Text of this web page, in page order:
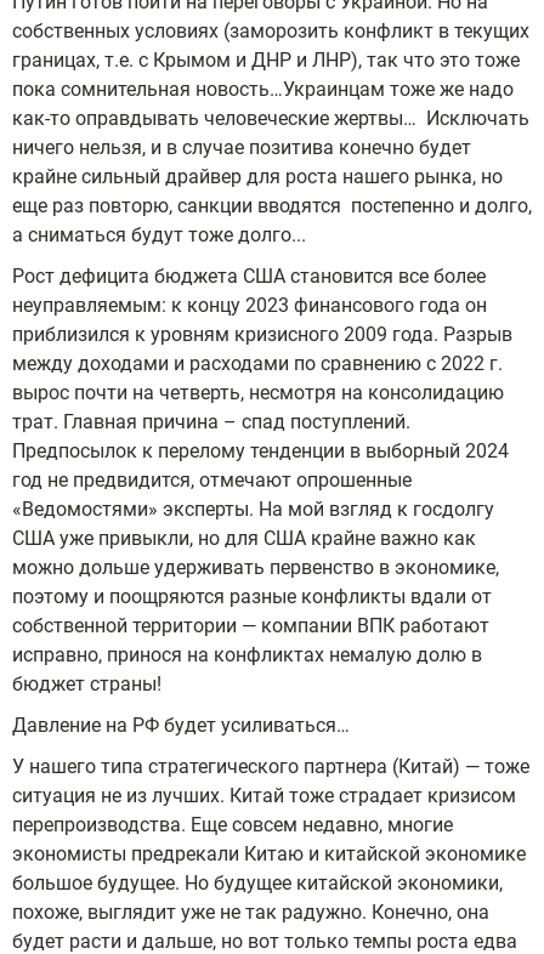
собственных условиях (заморозить конфликт в текущих
границах, т.е. с Крымом и ДНР и ЛНР), так что это тоже
пока сомнительная новость…Украинцам тоже же надо
как-то оправдывать человеческие жертвы… Исключать
ничего нельзя, и в случае позитива конечно будет
крайне сильный драйвер для роста нашего рынка, но
еще раз повторю, санкции вводятся постепенно и долго,
а сниматься будут тоже долго...
Рост дефицита бюджета США становится все более
неуправляемым: к концу 2023 финансового года он
приблизился к уровням кризисного 2009 года. Разрыв
между доходами и расходами по сравнению с 2022 г.
вырос почти на четверть, несмотря на консолидацию
трат. Главная причина – спад поступлений.
Предпосылок к перелому тенденции в выборный 2024
год не предвидится, отмечают опрошенные
«Ведомостями» эксперты. На мой взгляд к госдолгу
США уже привыкли, но для США крайне важно как
можно дольше удерживать первенство в экономике,
поэтому и поощряются разные конфликты вдали от
собственной территории — компании ВПК работают
исправно, принося на конфликтах немалую долю в
бюджет страны!
Давление на РФ будет усиливаться…
У нашего типа стратегического партнера (Китай) — тоже
ситуация не из лучших. Китай тоже страдает кризисом
перепроизводства. Еще совсем недавно, многие
экономисты предрекали Китаю и китайской экономике
большое будущее. Но будущее китайской экономики,
похоже, выглядит уже не так радужно. Конечно, она
будет расти и дальше, но вот только темпы роста едва